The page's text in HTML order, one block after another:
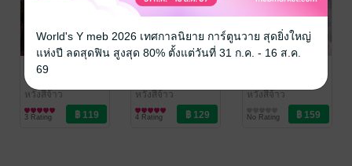
ทะลุมิติพร้อม
ระบบจีบพระ
สวามีทั้งสี่ของ
ข้า
หวังสี่จ้าว
นิยายรักจีนโบราณ
3 Rating
ไร้ใจ
หวังสี่จ้าว
นิยายรักจีนโบราณ
4 Rating
หวังสี่จ้าว
นิยายวาย Boy
Love / Yaoi
No Rating
World's Y meb 2026 เทศกาลนิยาย การ์ตูนวาย สุดยิ่งใหญ่
แห่งปี ลดสุดฟิน สูงสุด 80% ตั้งแต่วันที่ 31 ก.ค. - 16 ส.ค.
69